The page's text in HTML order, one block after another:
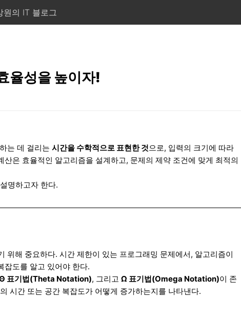
원의 IT 블로그
율성을 높이자!
는 데 걸리는 시간을 수학적으로 표현한 것으로, 입력의 크기에 따라
은 효율적인 알고리즘을 설계하고, 문제의 제약 조건에 맞게 최적의
명하고자 한다.
위해 중요하다. 시간 제한이 있는 프로그래밍 문제에서, 알고리즘이
잡도를 알고 있어야 한다.
표기법(Theta Notation), 그리고 Ω 표기법(Omega Notation)이 존
시간 또는 공간 복잡도가 어떻게 증가하는지를 나타낸다.